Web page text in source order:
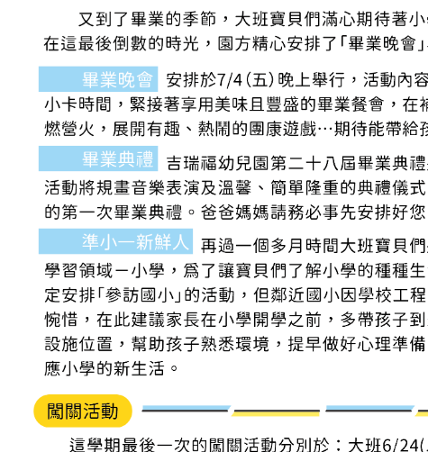
節慶文化活動
國小部
菁英課輔
菁英美語
數學領域
私中衝刺
寒夏令營
作息&餐點表
每日作息表
每月餐點表
每月行事曆
校園花絮
年度活動
班級相簿
活動影片
幸福交流道
每月園訊
吉瑞福幸福站
吉瑞福幼兒園臉書專頁
吉瑞福幸福交流道
招生資訊
教養資訊分享